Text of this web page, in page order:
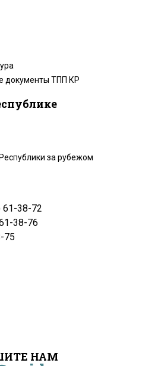
НАМ
документы ТПП КР
за рубежом
61-38-72
38-76
75